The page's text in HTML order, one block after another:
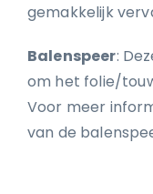
gemakkelijk
Balenspeer:
om het folie/
Voor meer
van de